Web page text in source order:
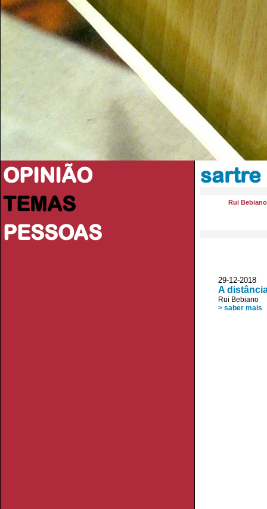
OPINIÃO
TEMAS
PESSOAS
sartre
Rui Bebiano
29-12-
A
Rui Bebiano
> saber mais